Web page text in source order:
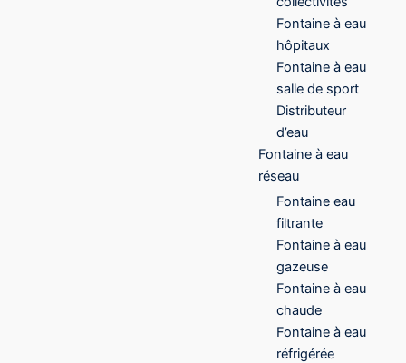
Fontaine à eau
hôpitaux
Fontaine à eau
salle de sport
Distributeur
d’eau
Fontaine à eau
réseau
Fontaine eau
filtrante
Fontaine à eau
gazeuse
Fontaine à eau
chaude
Fontaine à eau
réfrigérée